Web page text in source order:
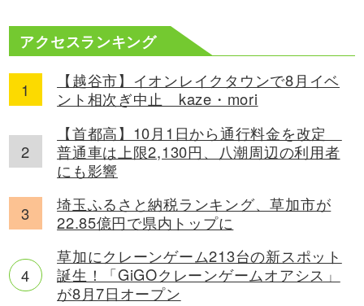
アクセスランキング
【越谷市】イオンレイクタウンで8月イベ
ント相次ぎ中止 kaze・mori
【首都高】10月1日から通行料金を改定
普通車は上限2,130円、八潮周辺の利用者
にも影響
埼玉ふるさと納税ランキング、草加市が
22.85億円で県内トップに
草加にクレーンゲーム213台の新スポット
誕生！「GiGOクレーンゲームオアシス」
が8月7日オープン